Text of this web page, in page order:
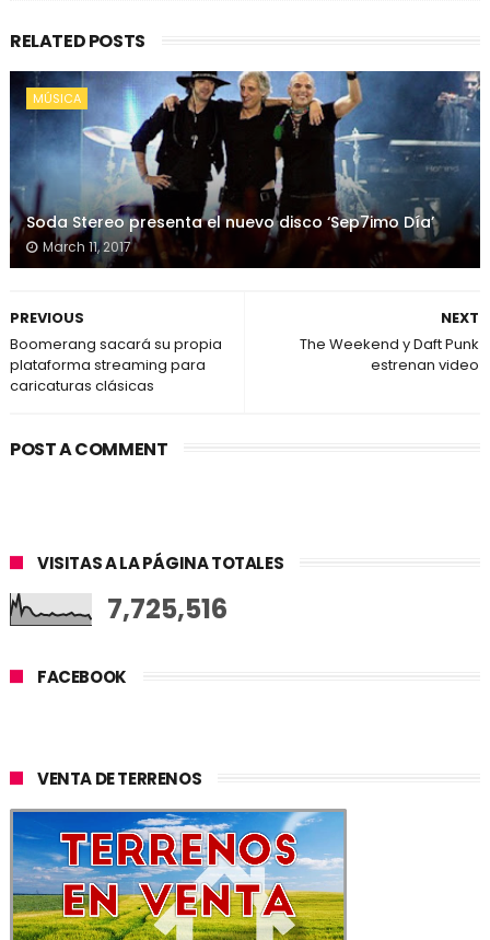
RELATED POSTS
MÚSICA
Soda Stereo presenta el nuevo disco ‘Sep7imo Día’
March 11, 2017
NEXT
The Weekend y Daft Punk
estrenan video
PREVIOUS
Boomerang sacará su propia
plataforma streaming para
caricaturas clásicas
POST A COMMENT
VISITAS A LA PÁGINA TOTALES
7,725,516
FACEBOOK
VENTA DE TERRENOS